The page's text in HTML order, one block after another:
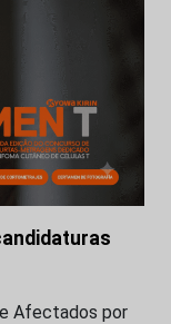
Afectados por